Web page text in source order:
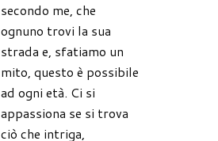
secondo me, che
ognuno trovi la sua
strada e, sfatiamo un
mito, questo è possibile
ad ogni età. Ci si
appassiona se si trova
ciò che intriga,